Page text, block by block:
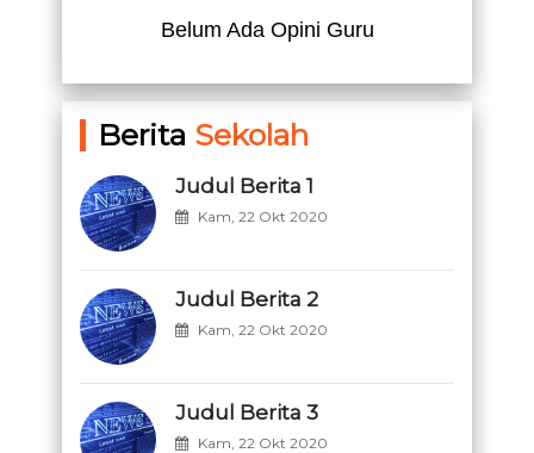
Belum Ada Opini Guru
Berita Sekolah
Judul Berita 1
Kam, 22 Okt 2020
Judul Berita 2
Kam, 22 Okt 2020
Judul Berita 3
Kam, 22 Okt 2020